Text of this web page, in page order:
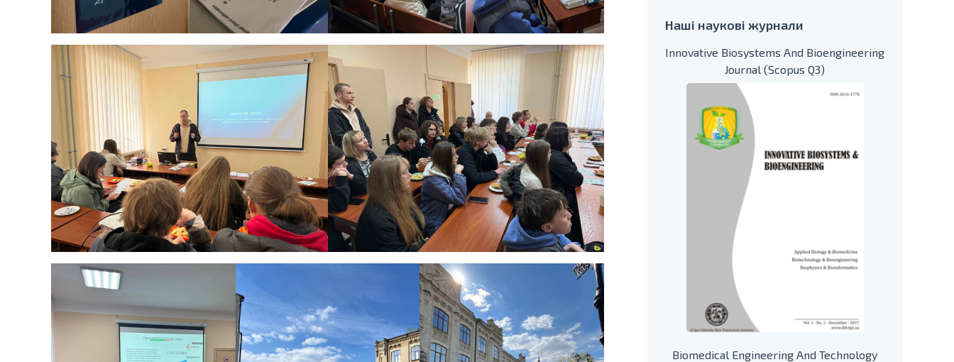
Наші наукові журнали
Innovative Biosystems And Bioengineering
Journal (Scopus Q3)
Biomedical Engineering And Technology